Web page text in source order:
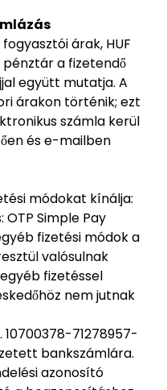
árak, HUF
a fizetendő
együtt mutatja. A
árakon történik; ezt
számla kerül
és e-mailben
módokat kínálja:
Simple Pay
fizetési módok a
valósulnak
fizetéssel
nem jutnak
71278957-
bankszámlára.
azonosító